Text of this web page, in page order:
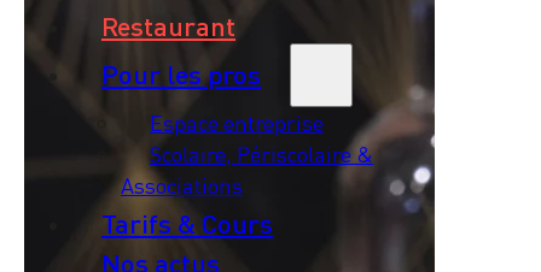
Restaurant
Pour les pros
Espace entreprise
Scolaire, Périscolaire &
Associations
Tarifs & Cours
Nos actus